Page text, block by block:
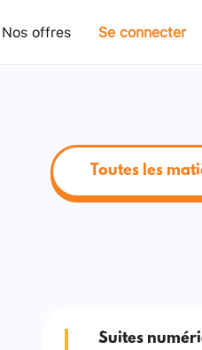
Nos offres Se connecter
Toutes les
Suites